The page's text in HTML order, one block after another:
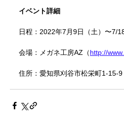
イベント詳細
日程：2022年7月9日（土）〜7/18
会場：メガネ工房AZ（http://
住所：愛知県刈谷市松栄町1-15-9